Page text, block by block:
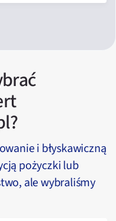
i błyskawiczną
pożyczki lub
ale wybraliśmy